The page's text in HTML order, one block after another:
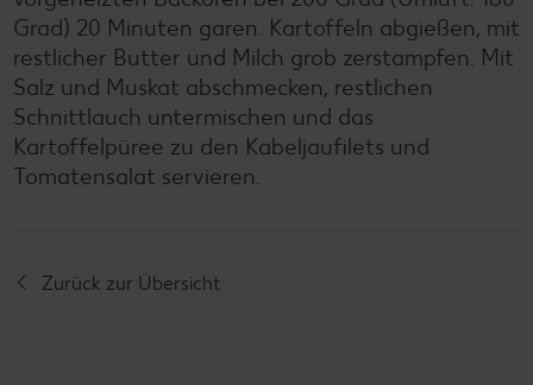
Grad) 20 Minuten garen. Kartoffeln abgießen, mit
restlicher Butter und Milch grob zerstampfen. Mit
Salz und Muskat abschmecken, restlichen
Schnittlauch untermischen und das
Kartoffelpüree zu den Kabeljaufilets und
Tomatensalat servieren.
Zurück zur Übersicht